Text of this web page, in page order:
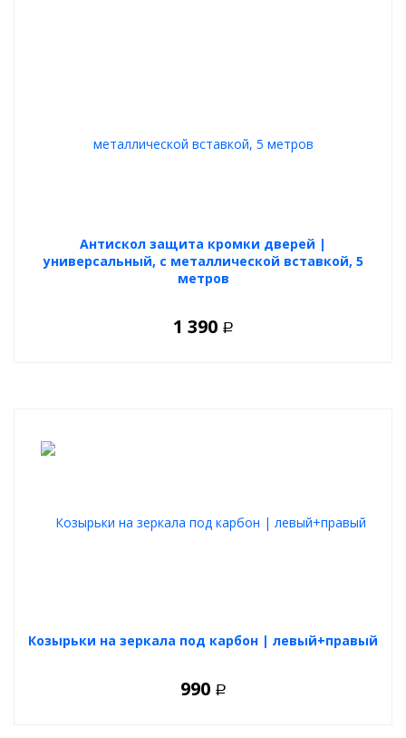
Антискол защита кромки дверей |
универсальный, с металлической вставкой, 5
метров
1 390 Р
Козырьки на зеркала под карбон | левый+правый
990 Р